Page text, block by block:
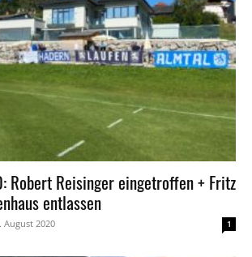
Robert Reisinger eingetroffen + Fritz
entlassen
August 2020 1